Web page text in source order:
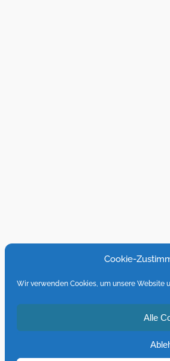
Cookie-
Wir verwenden Cookies, um unsere Website
Alle